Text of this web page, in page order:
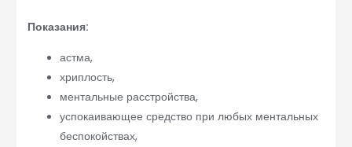
Показания:
астма,
хриплость,
ментальные расстройства,
успокаивающее средство при любых ментальных
беспокойствах,